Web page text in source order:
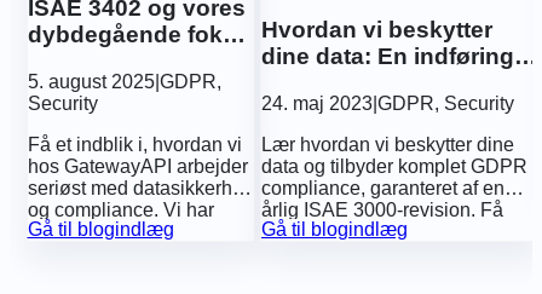
ISAE 3402 og vores
dybdegående fokus
5. august 2025| GDPR,
Security
Få et indblik i, hvordan vi
hos GatewayAPI arbejder
seriøst med datasikkerhed
og compliance. Vi har
netop opnået en ISAE
Gå til blogindlæg
Hvordan vi beskytter
dine data: En indføring i
og årlige ISAE 3000-
revision
24. maj 2023 GDPR, Security
Lær hvordan vi beskytter dine
data og tilbyder komplet GDPR
compliance, garanteret af en
årlig ISAE 3000-revision. Få
indsigt i vores
Gå til blogindlæg